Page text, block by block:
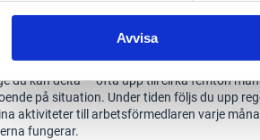
Avvisa
du hittar arbete eller börjar studera. Det
du kan delta — ofta upp till cirka femton
på situation. Under tiden följs du upp
aktiviteter till arbetsförmedlaren varje
fungerar.